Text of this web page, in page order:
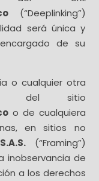
(“Deeplinking”)
será única y
de su
o cualquier otra
del sitio
o de cualquiera
en sitios no
(“Framing”)
inobservancia de
a los derechos